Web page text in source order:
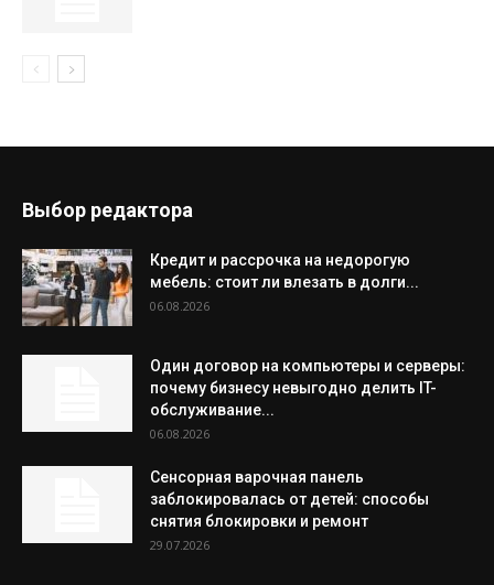
Выбор редактора
Кредит и рассрочка на недорогую
мебель: стоит ли влезать в долги...
06.08.2026
Один договор на компьютеры и серверы:
почему бизнесу невыгодно делить IT-
обслуживание...
06.08.2026
Сенсорная варочная панель
заблокировалась от детей: способы
снятия блокировки и ремонт
29.07.2026